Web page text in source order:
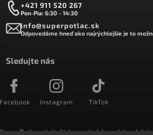
+421 911 520 267
Pon-Pia: 6:30 - 14:30
info@superpotlac.sk
Odpovedáme hneď ako najrýchlejšie je to
Sledujte nás
Instagram TikTok
SuperPotlac.sk tlačí denne tisícky módnych